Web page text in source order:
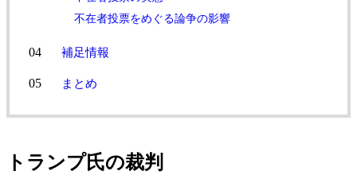
不在者投票をめぐる論争の影響
補足情報
まとめ
トランプ氏の裁判